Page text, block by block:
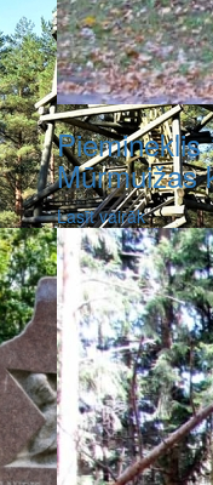
Piemineklis
Mūrmuižas
Lasīt vairāk